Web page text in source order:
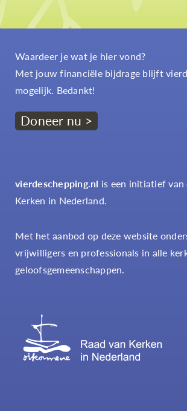
Waardeer je wat je hier vond?
Met jouw financiële bijdrage blijft
mogelijk. Bedankt!
Doneer nu >
vierdeschepping.nl is een initiatief van
Kerken in Nederland.
Met het aanbod op deze website
vrijwilligers en professionals in alle
geloofsgemeenschappen.